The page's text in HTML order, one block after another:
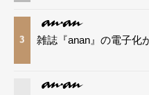
3 雑誌『anan』の電子化